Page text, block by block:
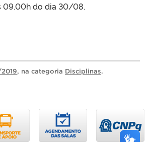
09.00h do dia 30/08.
, na categoria Disciplinas.